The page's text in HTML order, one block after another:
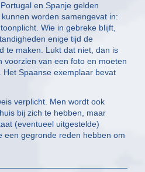
en Spanje gelden
worden samengevat in:
Wie in gebreke blijft,
enige tijd de
te maken. Lukt dat niet, dan is
voorzien van een foto en moeten
Spaanse exemplaar bevat
verplicht. Men wordt ook
bij zich te hebben, maar
(eventueel uitgestelde)
een gegronde reden hebben om